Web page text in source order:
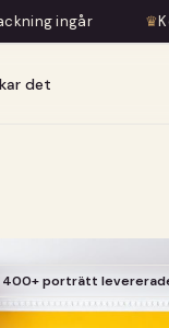
♛Konstnärlig
det
400+ porträtt